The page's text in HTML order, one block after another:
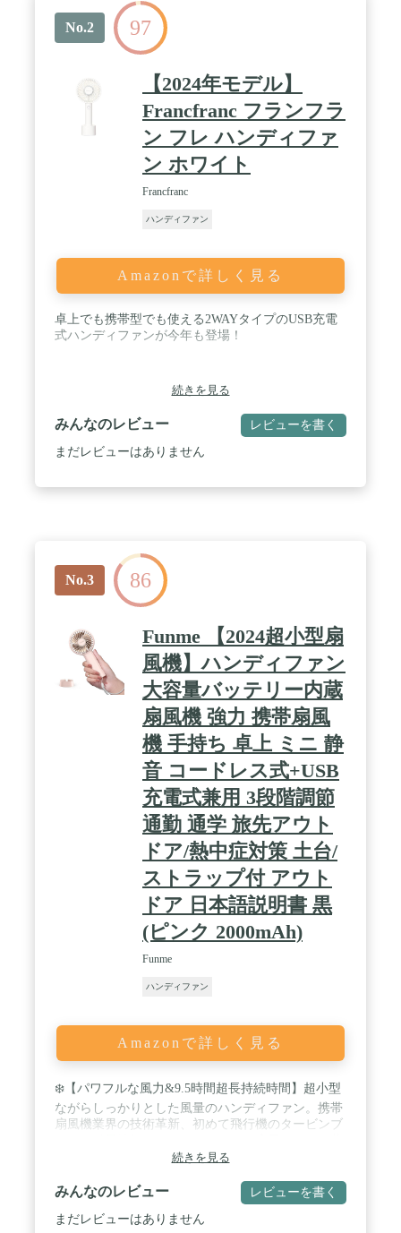
電源のON/OFFをはさむことなく、ボタン単押しで5
段階の風量調節が可能です。さらに3つのLEDライ
トで充電の残量をわかりやすくお知らせします。
(充電切れ予告表示あり) / 【静音・大風量・3WAY】
長寿命で運転音が静かなDCブラシレスモーターを
採用。風量5段階(リズム風・弱・中・強・ターボ)切
替式、風向き角度調整(前後方向):無段階(0~110度)。
/ 夏場に限らず、幅広い場面で使用できるリズムの
モバイルファンで、くつろぎの時間をお過ごしくだ
さい。 / 【粗悪なリチウムイオン電池内蔵製品にご
注意ください】 当社のリチウムイオン電池内蔵製品
につきましては、国際規格に準拠したリチウムイオ
心 してご使用いただけます事を確認しております。
No.2 97
【2024年モデル】
Francfranc フランフラ
ン フレ ハンディファ
ン ホワイト
Francfranc
ハンディファン
Amazonで詳しく見る
卓上でも携帯型でも使える2WAYタイプのUSB充電
式ハンディファンが今年も登場！
続きを見る
みんなのレビュー レビューを書く
まだレビューはありません
No.3 86
Funme 【2024超小型扇
風機】ハンディファン
大容量バッテリー内蔵
扇風機 強力 携帯扇風
機 手持ち 卓上 ミニ 静
音 コードレス式+USB
充電式兼用 3段階調節
通勤 通学 旅先アウト
ドア/熱中症対策 土台/
ストラップ付 アウト
ドア 日本語説明書 黒
(ピンク 2000mAh)
Funme
ハンディファン
Amazonで詳しく見る
❄️【パワフルな風力&9.5時間超長持続時間】超小型
ながらしっかりとした風量のハンディファン。携帯
扇風機業界の技術革新、初めて飛行機のタービンブ
れやお風呂上がりや熱中症の心配なく、暑さを和ら
バッテリーを内蔵、フル充電で最大約9.5時間使用可
能。 / ❄️【超静音＆携帯性抜群】ハンディ扇風機は
ブラシレスモーターが革新的な技術を採用し、伝統
続きを見る
みんなのレビュー レビューを書く
まだレビューはありません